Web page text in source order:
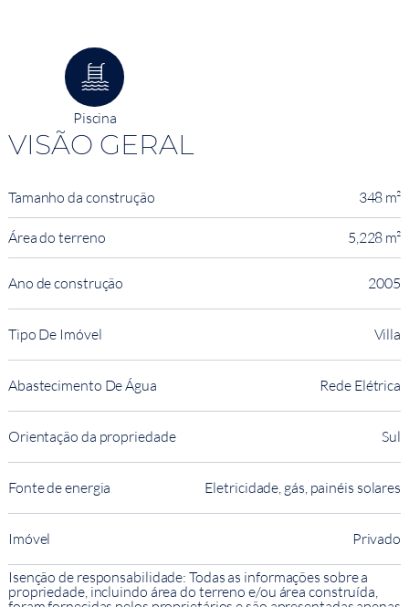
Piscina
VISÃO GERAL
Tamanho da construção 348 m²
Área do terreno 5,228 m²
Ano de construção 2005
Tipo De Imóvel Villa
Abastecimento De Água Rede Elétrica
Orientação da propriedade Sul
Fonte de energia Eletricidade, gás, painéis solares
Imóvel Privado
Isenção de responsabilidade: Todas as informações sobre a
propriedade, incluindo área do terreno e/ou área construída,